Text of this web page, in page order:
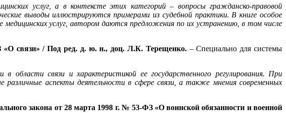
услуг, а в контексте этих категорий – вопросы гражданско-правовой
выводы иллюстрируются примерами из судебной практики. В книге особое
услуг, автором даются предложения по их устранению, в том числе
связи» / Под ред. д. ю. н., доц. Л.К. Терещенко.– Специально для системы
связи и характеристикой ее государственного регулирования. При
аспекты деятельности в сфере связи, а также мнения современных
закона от 28 марта 1998 г. № 53-ФЗ «О воинской обязанности и военной